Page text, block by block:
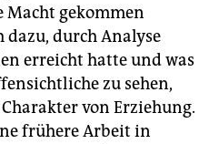
gekommen
dazu, durch Analyse
erreicht hatte und was
zu sehen,
von Erziehung.
frühere Arbeit in